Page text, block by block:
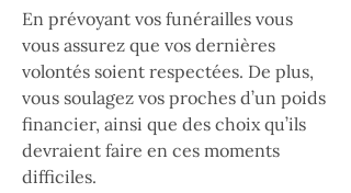
En prévoyant vos funérailles vous
vous assurez que vos dernières
volontés soient respectées. De plus,
vous soulagez vos proches d’un poids
financier, ainsi que des choix qu’ils
devraient faire en ces moments
difficiles.